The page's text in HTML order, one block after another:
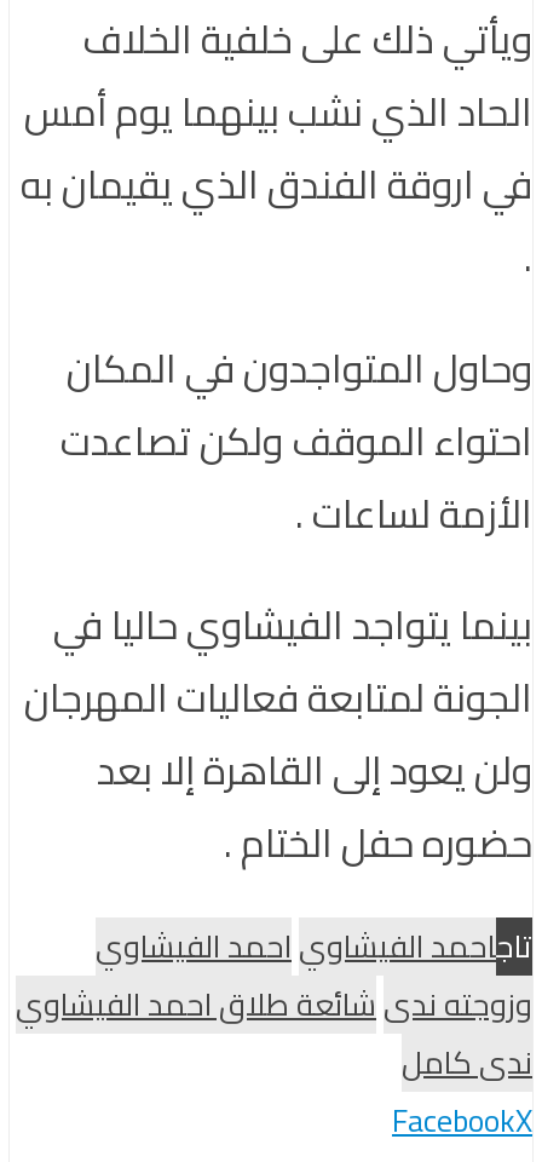
ويأتي ذلك على خلفية الخلاف
الحاد الذي نشب بينهما يوم أمس
في اروقة الفندق الذي يقيمان به
.
وحاول المتواجدون في المكان
احتواء الموقف ولكن تصاعدت
الأزمة لساعات .
بينما يتواجد الفيشاوي حاليا في
الجونة لمتابعة فعاليات المهرجان
ولن يعود إلى القاهرة إلا بعد
حضوره حفل الختام .
تاجاحمد الفيشاوياحمد الفيشاوي
وزوجته ندىشائعة طلاق احمد الفيشاوي
ندى كامل
FacebookX